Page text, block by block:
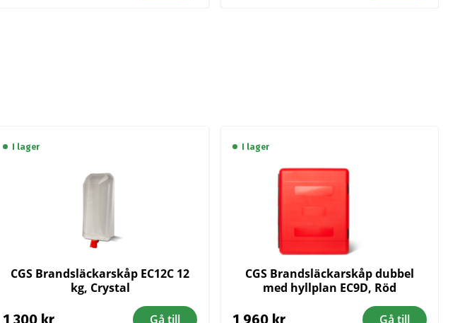
I lager
CGS Brandsläckarskåp EC12C 12
kg, Crystal
1 300 kr Gå till
I lager
CGS Brandsläckarskåp dubbel
med hyllplan EC9D, Röd
1 960 kr Gå till